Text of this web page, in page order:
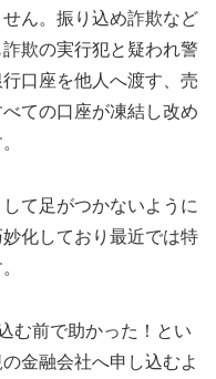
ん。振り込め詐欺など
欺の実行犯と疑われ警
口座を他人へ渡す、売
ての口座が凍結し改め
て足がつかないように
化しており最近では特
む前で助かった！とい
金融会社へ申し込むよ